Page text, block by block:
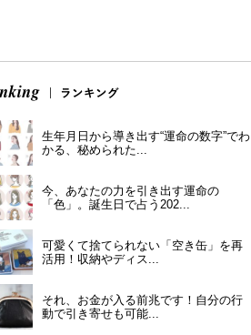
生年月日から導き出す“運命の数字”でわ
かる、秘められた...
今、あなたの力を引き出す運命の
「色」。誕生日で占う202...
可愛くて捨てられない「空き缶」を再
活用！収納やディス...
それ、お金が入る前兆です！自分の行
動で引き寄せも可能...